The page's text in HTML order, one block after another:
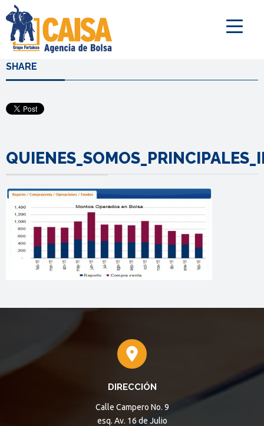
SHARE
DIRECCIÓN
Calle Campero No. 9
esq. Av. 16 de Julio